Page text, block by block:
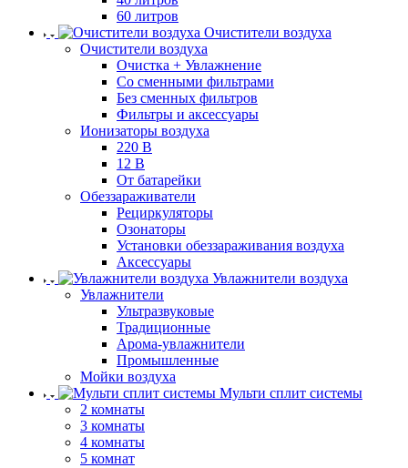
60 литров
Очистители воздуха
Очистители воздуха
Очистка + Увлажнение
Cо сменными фильтрами
Без сменных фильтров
Фильтры и аксессуары
Ионизаторы воздуха
220 В
12 В
От батарейки
Обеззараживатели
Рециркуляторы
Озонаторы
Установки обеззараживания воздуха
Аксессуары
Увлажнители воздуха
Увлажнители
Ультразвуковые
Традиционные
Арома-увлажнители
Промышленные
Мойки воздуха
Мульти сплит системы
2 комнаты
3 комнаты
4 комнаты
5 комнат